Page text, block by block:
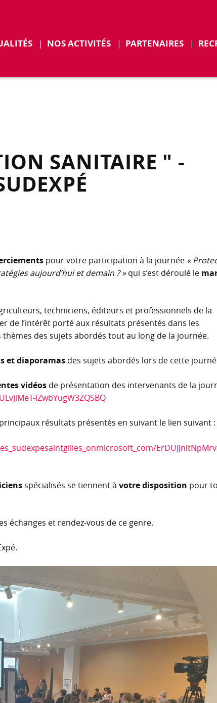
NOS ACTIVITÉS Déplier
PARTENAIRES
SANITAIRE " -
pour votre participation à la journée «
aujourd’hui et demain ? »qui s’est déroulé le
techniciens, éditeurs et professionnels de la
de l’intérêt porté aux résultats présentés dans les
des sujets abordés tout au long de la journée.
et diaporamas des sujets abordés lors de cette
vidéos de présentation des intervenants de la
lZwbYugW3ZQSBQ
résultats présentés en suivant le lien suivant :
spécialisés se tiennent àvotre disposition pour
échanges et rendez-vous de ce genre.